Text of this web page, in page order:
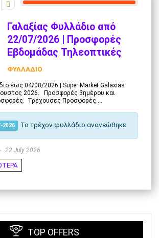
Γαλαξίας Φυλλάδιο από
22/07/2026 | Προσφορές
Εβδομάδας Τηλεοπτικές
ΦΥΛΛΑΔΙΟ
έως 04/08/2026 | Super Market Galaxias
2026. Προσφορές 3ημέρου και
Τρέχουσες Προσφορές ...
2026 Το τρέχον φυλλάδιο ανανεώθηκε
22 July 2026
TOP OFFERS